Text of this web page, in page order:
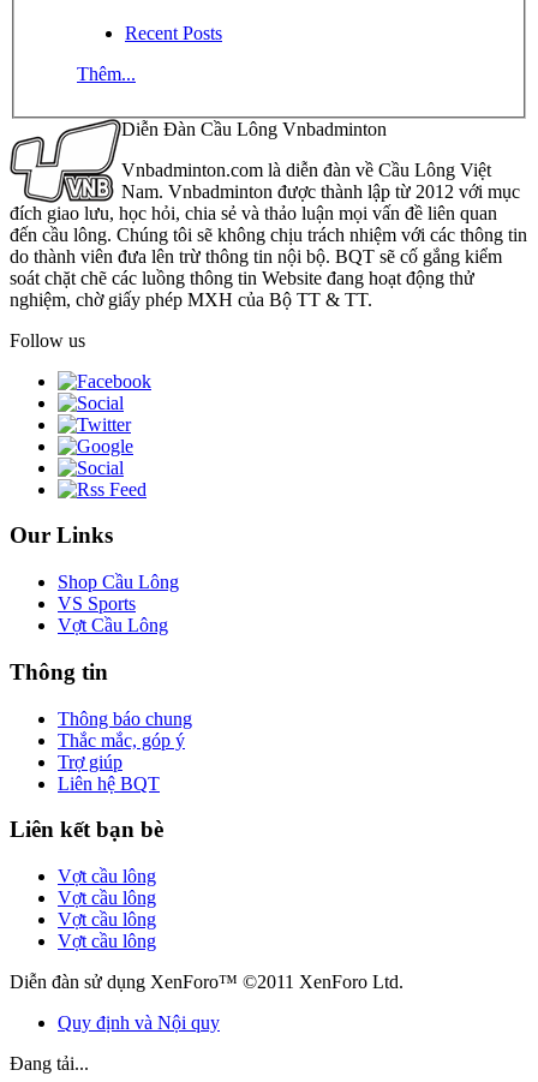
Recent Posts
Thêm...
Diễn Đàn Cầu Lông Vnbadminton
Vnbadminton.com là diễn đàn về Cầu Lông Việt
Nam. Vnbadminton được thành lập từ 2012 với mục
đích giao lưu, học hỏi, chia sẻ và thảo luận mọi vấn đề liên quan
đến cầu lông. Chúng tôi sẽ không chịu trách nhiệm với các thông tin
do thành viên đưa lên trừ thông tin nội bộ. BQT sẽ cố gắng kiểm
soát chặt chẽ các luồng thông tin Website đang hoạt động thử
nghiệm, chờ giấy phép MXH của Bộ TT & TT.
Follow us
Our Links
Shop Cầu Lông
VS Sports
Vợt Cầu Lông
Thông tin
Thông báo chung
Thắc mắc, góp ý
Trợ giúp
Liên hệ BQT
Liên kết bạn bè
Vợt cầu lông
Vợt cầu lông
Vợt cầu lông
Vợt cầu lông
Diễn đàn sử dụng XenForo™ ©2011 XenForo Ltd.
Quy định và Nội quy
Đang tải...